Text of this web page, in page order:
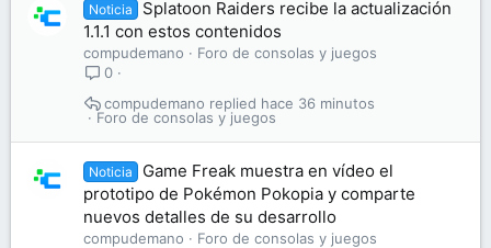
Noticia
Splatoon Raiders recibe la actualización
1.1.1 con estos contenidos
compudemano
Foro de consolas y juegos
0
Foro de consolas y juegos
hace 36 minutos
compudemano
Noticia
Game Freak muestra en vídeo el
prototipo de Pokémon Pokopia y comparte
nuevos detalles de su desarrollo
compudemano
Foro de consolas y juegos